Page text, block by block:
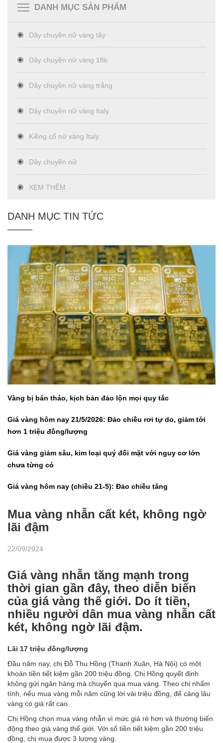
DANH MỤC SẢN PHẨM
Dây chuyền nữ vàng tây
Dây chuyền nữ vàng 18k
Dây chuyền nữ vàng trắng
Dây chuyền nữ vàng Italy
Kiềng cổ nữ vàng Italy
Dây chuyền nữ
XEM THÊM
DANH MỤC TIN TỨC
Vàng bị bán tháo, kịch bản đảo lộn mọi quy tắc
Giá vàng hôm nay 21/5/2026: Đảo chiều rơi tự do, giảm tới
hơn 1 triệu đồng/lượng
Giá vàng giảm sâu, kim loại quý đối mặt với nguy cơ lớn
chưa từng có
Giá vàng hôm nay (chiều 21-5): Đảo chiều tăng
Mua vàng nhẫn cất két, không ngờ
lãi đậm
22/09/2024
Giá vàng nhẫn tăng mạnh trong
thời gian gần đây, theo diễn biến
của giá vàng thế giới. Do ít tiền,
nhiều người dân mua vàng nhẫn cất
két, không ngờ lãi đậm.
Lãi 17 triệu đồng/lượng
Đầu năm nay, chị Đỗ Thu Hồng (Thanh Xuân, Hà Nội) có một
khoản tiền tiết kiệm gần 200 triệu đồng. Chị Hồng quyết định
không gửi ngân hàng mà chuyển qua mua vàng. Theo chị nhẩm
tính, nếu mua vàng mỗi năm cũng lời vài triệu đồng, để càng lâu
vàng có giá rất cao.
Chị Hồng chọn mua vàng nhẫn vì mức giá rẻ hơn và thường biến
động theo giá vàng thế giới. Với số tiền tiết kiệm gần 200 triệu
đồng, chị mua được 3 lượng vàng.